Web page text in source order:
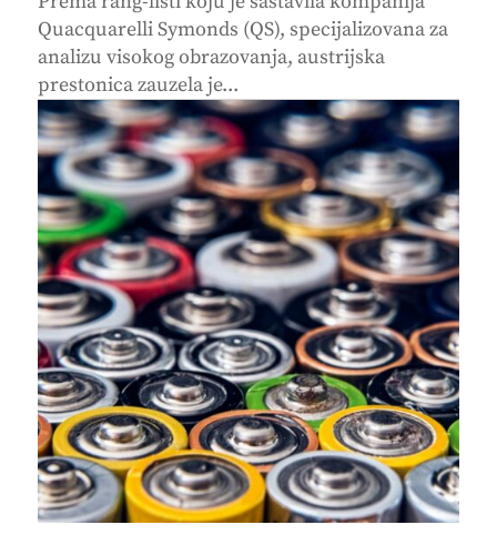
Quacquarelli Symonds (QS), specijalizovana za
analizu visokog obrazovanja, austrijska
prestonica zauzela je...